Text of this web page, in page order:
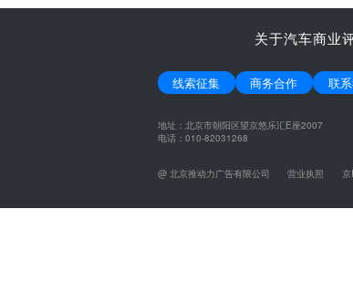
关于汽车商业
线索征集 商务合作 联
地址：北京市朝阳区望京悠乐汇E座2007
电话：010-82031268
@ 北京推动力广告有限公司 营业执照